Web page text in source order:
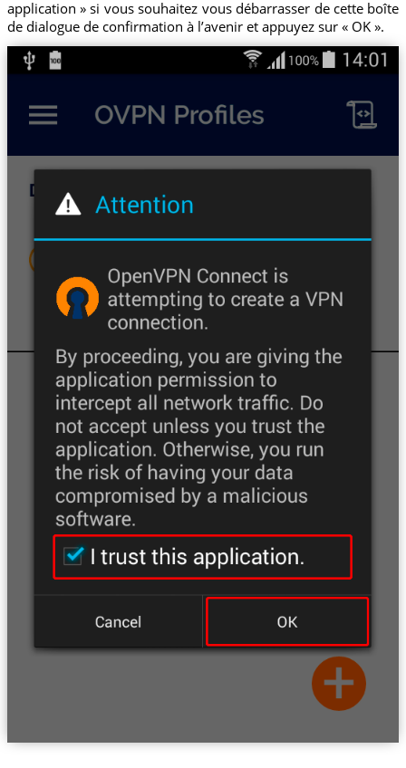
application » si vous souhaitez vous débarrasser de cette boîte
de dialogue de confirmation à l’avenir et appuyez sur « OK ».